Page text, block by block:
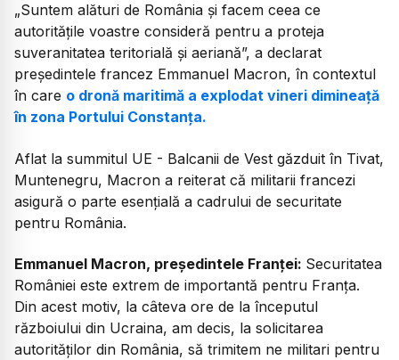
„Suntem alături de România și facem ceea ce
autoritățile voastre consideră pentru a proteja
suveranitatea teritorială și aeriană”, a declarat
președintele francez Emmanuel Macron, în contextul
în care o dronă maritimă a explodat vineri dimineață
în zona Portului Constanța.
Aflat la summitul UE - Balcanii de Vest găzduit în Tivat,
Muntenegru, Macron a reiterat că militarii francezi
asigură o parte esențială a cadrului de securitate
pentru România.
Emmanuel Macron, președintele Franței: Securitatea
României este extrem de importantă pentru Franța.
Din acest motiv, la câteva ore de la începutul
războiului din Ucraina, am decis, la solicitarea
autorităților din România, să trimitem ne militari pentru